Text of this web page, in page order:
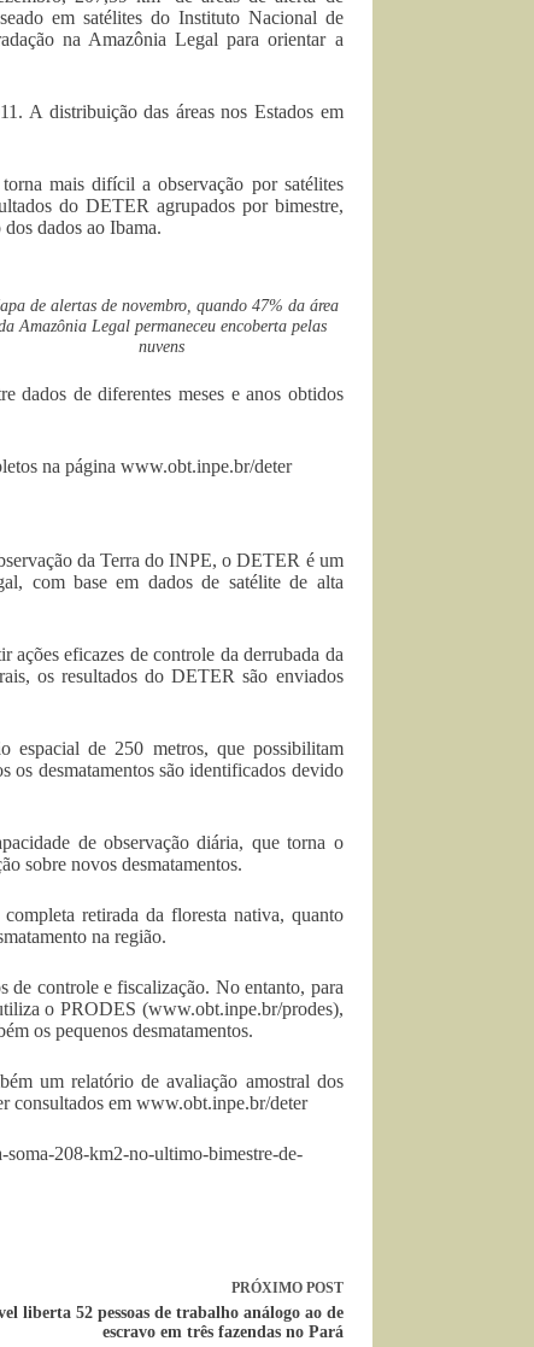
em satélites do Instituto Nacional de
na Amazônia Legal para orientar a
A distribuição das áreas nos Estados em
mais difícil a observação por satélites
do DETER agrupados por bimestre,
dados ao Ibama.
de alertas de novembro, quando 47% da área
Amazônia Legal permaneceu encoberta pelas
nuvens
dados de diferentes meses e anos obtidos
na página www.obt.inpe.br/deter
da Terra do INPE, o DETER é um
com base em dados de satélite de alta
eficazes de controle da derrubada da
os resultados do DETER são enviados
espacial de 250 metros, que possibilitam
os desmatamentos são identificados devido
de observação diária, que torna o
sobre novos desmatamentos.
retirada da floresta nativa, quanto
na região.
de controle e fiscalização. No entanto, para
o PRODES (www.obt.inpe.br/prodes),
os pequenos desmatamentos.
um relatório de avaliação amostral dos
consultados em www.obt.inpe.br/deter
soma-208-km2-no-ultimo-bimestre-de-
PRÓXIMO POST
liberta 52 pessoas de trabalho análogo ao de
escravo em três fazendas no Pará